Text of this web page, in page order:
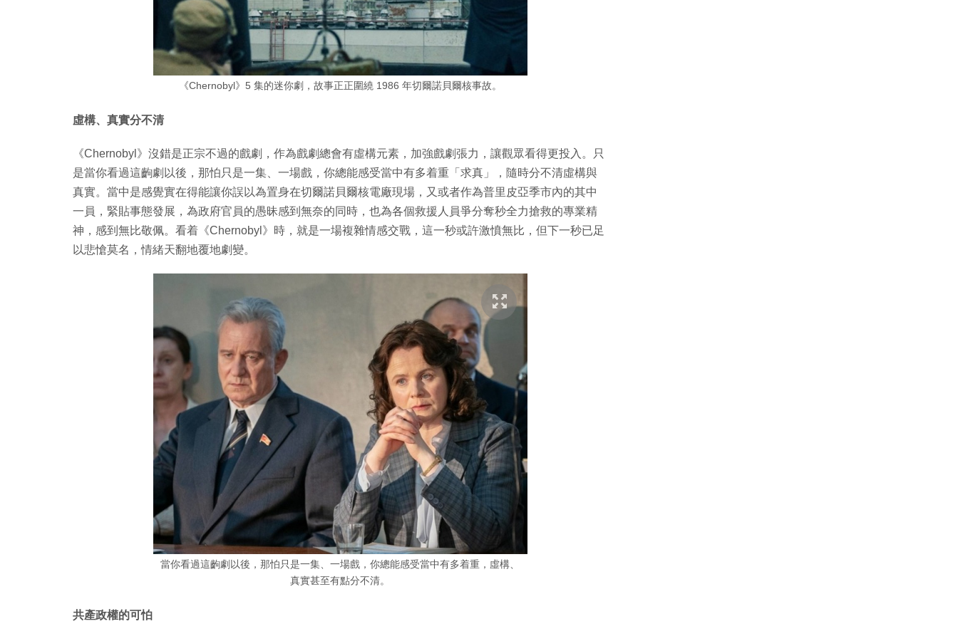
《Chernobyl》5 集的迷你劇，故事正正圍繞 1986 年切爾諾貝爾核事故。
虛構、真實分不清
《Chernobyl》沒錯是正宗不過的戲劇，作為戲劇總會有虛構元素，加強戲劇張力，讓觀眾看得更投入。只
是當你看過這齣劇以後，那怕只是一集、一場戲，你總能感受當中有多着重「求真」，隨時分不清虛構與
真實。當中是感覺實在得能讓你誤以為置身在切爾諾貝爾核電廠現場，又或者作為普里皮亞季市內的其中
一員，緊貼事態發展，為政府官員的愚昧感到無奈的同時，也為各個救援人員爭分奪秒全力搶救的專業精
神，感到無比敬佩。看着《Chernobyl》時，就是一場複雜情感交戰，這一秒或許激憤無比，但下一秒已足
以悲愴莫名，情緒天翻地覆地劇變。
當你看過這齣劇以後，那怕只是一集、一場戲，你總能感受當中有多着重，虛構、
真實甚至有點分不清。
共產政權的可怕